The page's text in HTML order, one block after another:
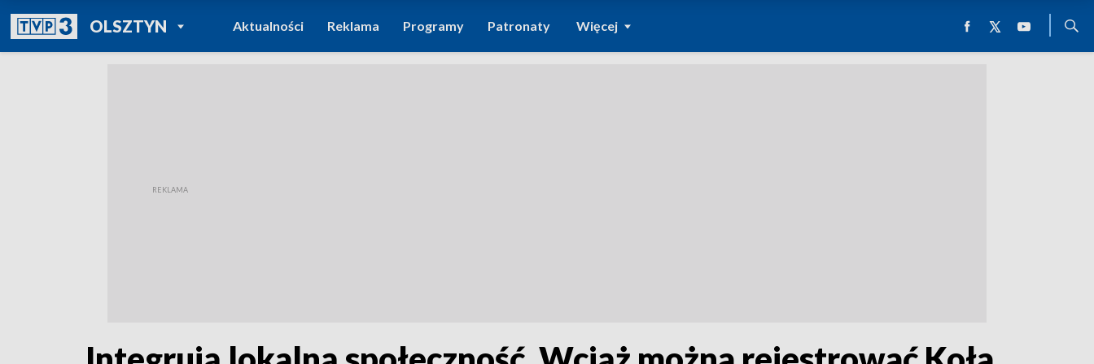
OLSZTYNPOWRÓT DO
TVP REGIONY
Aktualności Reklama Programy Patronaty Więcej